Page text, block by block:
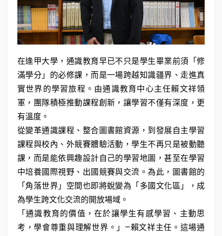
在逢甲大學，通識教育早已不只是學生畢業前須「修
滿學分」的必修課，而是一場跨越知識疆界、走進真
實世界的學習旅程。由通識教育中心主任賴文祥領
軍，團隊積極推動課程創新，讓學習不僅有深度，更
有溫度。
從變革通識課程、整合圖書館資源，到發展自主學習
課程與校內、外競賽體驗活動，學生不再只是被動聽
課，而是能依興趣設計自己的學習地圖，甚至在學習
中培養國際視野、出國競賽與交流。為此，圖書館的
「角落世界」空間也即將蛻變為「多國文化區」，成
為學生跨文化交流的開放場域。
「通識教育的價值，在於讓學生有感學習、主動思
考，學會尊重與理解世界。」—賴文祥主任。這場通